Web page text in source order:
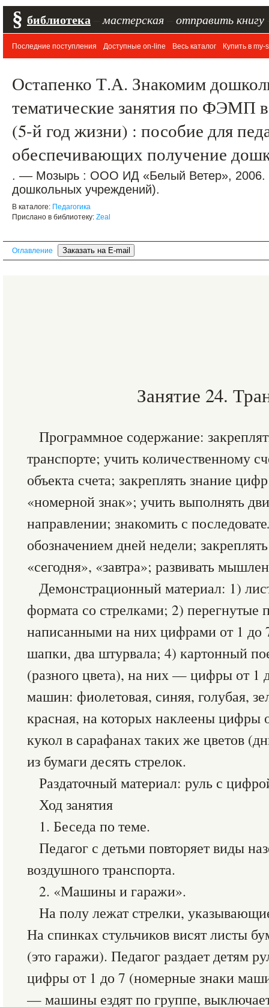
§ библиотека мастерская отправить книгу
Последние поступления Доступные on-line Весь каталог Купить в my-
Остапенко Т.А. Знакомим
тематические занятия по ФЭМП
(5-й год жизни) : пособие для
обеспечивающих получение
. –– Мозырь : ООО ИД «Белый Ветер»,
дошкольных учреждений).
В каталоге: Педагогика
Прислано в библиотеку: Zeal
Оглавление
Занятие 24.
Программное содержание:
транспорте; учить количественному
объекта счета; закреплять знание
«номерной знак»; учить выполнять
направлении; знакомить с
обозначением дней недели;
«сегодня», «завтра»; развивать
Демонстрационный материал: 1)
формата со стрелками; 2) перегнутые
написанными на них цифрами от 1 до
шапки, два штурвала; 4) картонный
(разного цвета), на них — цифры от 1
машин: фиолетовая, синяя, голубая,
красная, на которых наклеены цифры
кукол в сарафанах таких же цветов
из бумаги десять стрелок.
Раздаточный материал: руль с
Ход занятия
1. Беседа по теме.
Педагог с детьми повторяет виды
воздушного транспорта.
2. «Машины и гаражи».
На полу лежат стрелки,
На спинках стульчиков висят листы
(это гаражи). Педагог раздает детям
цифры от 1 до 7 (номерные знаки
— машины ездят по группе,